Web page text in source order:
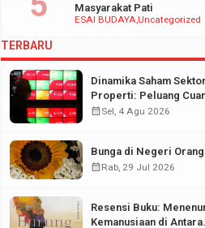
ESAI BUDAYAUncategorized
Masyarakat Pati
TERBARU
Dinamika Saham Sektor
Properti: Peluang
di Tengah Fluktuasi
calendar_monthSel, 4 Agu 2026
Bunga di Negeri Orang
calendar_monthRab, 29 Jul 2026
Resensi Buku:
Kemanusiaan di Antara